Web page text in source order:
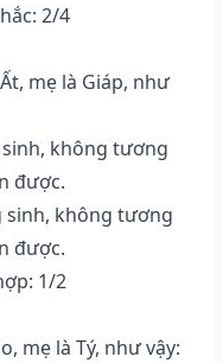
2/4
mẹ là Giáp, như
không tương
được.
sinh, không tương
được.
1/2
mẹ là Tý, như vậy: